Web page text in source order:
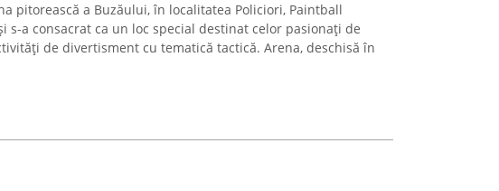
pitorească a Buzăului, în localitatea Policiori, Paintball
s-a consacrat ca un loc special destinat celor pasionați de
de divertisment cu tematică tactică. Arena, deschisă în